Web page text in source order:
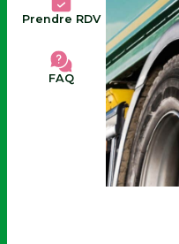
Prendre RDV
FAQ